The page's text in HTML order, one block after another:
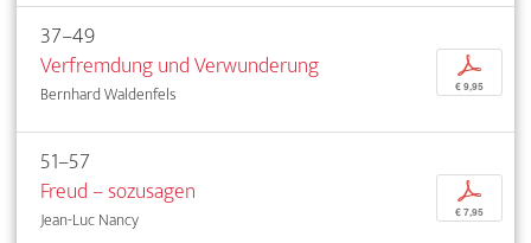
37–49
Verfremdung und Verwunderung
Bernhard Waldenfels
p
€ 9,95
51–57
Freud – sozusagen
Jean-Luc Nancy
p
€ 7,95